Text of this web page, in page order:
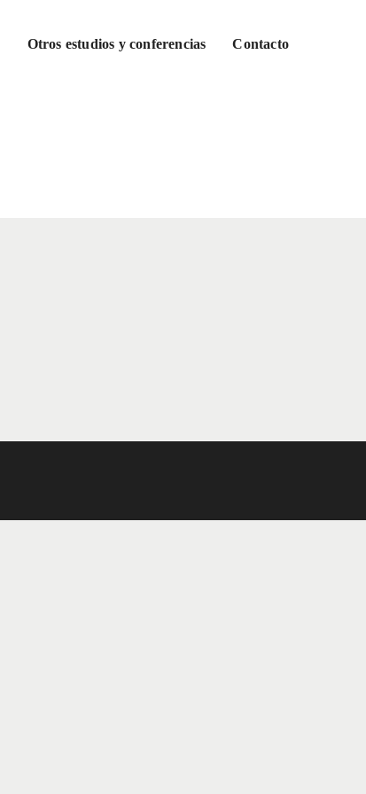
Otros estudios y conferencias Contacto